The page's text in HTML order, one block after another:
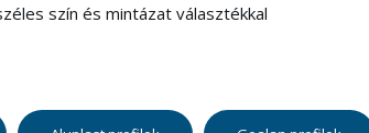
szín és mintázat választékkal